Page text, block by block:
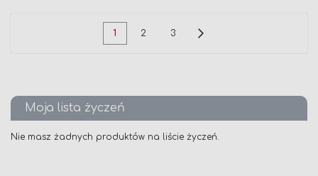
Aktualnie
1 Strona
2 Strona
3
Moja lista życzeń
Nie masz żadnych produktów na liście życzeń.